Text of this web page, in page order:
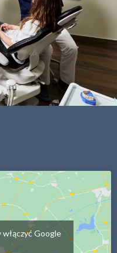
włączyć Google